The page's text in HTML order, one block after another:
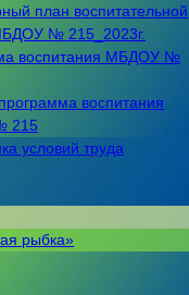
план воспитательной
№ 215_2023г.
воспитания МБДОУ №
воспитания
215
условий труда
рыбка»